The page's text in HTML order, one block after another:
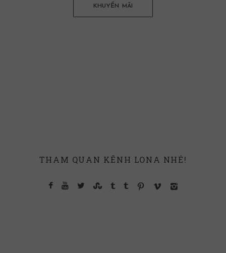
KHUYẾN MÃI
THAM QUAN KÊNH LONA NHÉ!